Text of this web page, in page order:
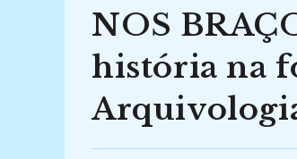
NOS
história na